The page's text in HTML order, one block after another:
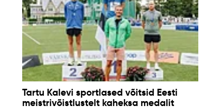
Tartu Kalevi sportlased võitsid Eesti
meistrivõistlustelt kaheksa medalit